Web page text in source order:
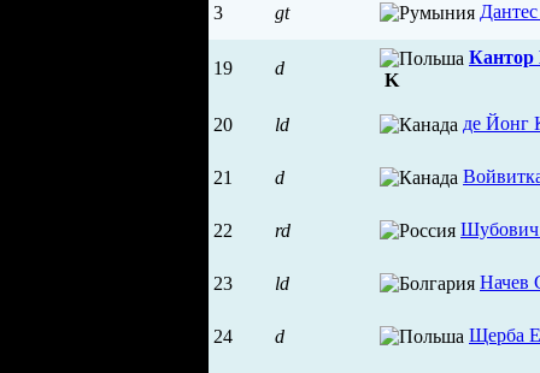
3 gt
19 d
Кантор
K
20 ld де Йонг
21 d
22 rd Шубович
23 ld Начев
24 d Щерба